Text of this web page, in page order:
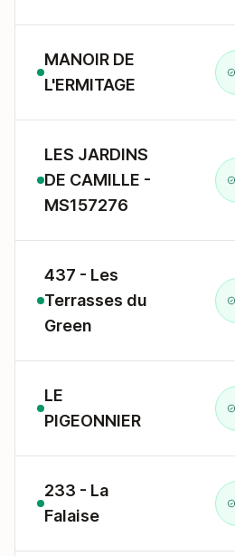
MANOIR DE
L'ERMITAGE
LES JARDINS
DE CAMILLE -
MS157276
437 - Les
Terrasses du
Green
LE
PIGEONNIER
233 - La
Falaise